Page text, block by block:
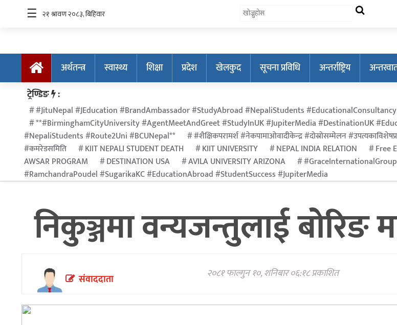
अर्थतन्त्र
स्वास्थ्य
शिक्षा
प्रदेश
खेलकुद
प्रविधि
अन्तर्राष्ट्रिय
अन्तरवार्ता/
☰
अर्थतन्त्र स्वास्थ्य शिक्षा प्रदेश खेलकुद सूचना प्रविधि अन्तर्राष्ट्रिय
ट्रेण्डिङ :
#JituNepal #JEducation #BrandAmbassador #StudyAbroad #NepaliStudents
**#BirminghamCityUniversity #AgentMeetAndGreet #StudyInUK #JupiterMedia #DestinationUK
#NepaliStudents #Route2Uni #BCUNepal**
#शैक्षिकपरामर्श #नेकपामाओवादीकेन्द्र #दोस्रोसम्मेलन
#कमरेडसमिति
KIIT NEPALI STUDENT DEATH KIIT UNIVERSITY NEPAL INDIA RELATION Free
AWSAR PROGRAM
DESTINATION USA AVILA UNIVERSITY ARIZONA
#RamchandraPoudel #SugarikaKC #EducationAbroad #StudentSuccess #JupiterMedia
निकुञ्जमा वन्यजन्तुलाई बोरिङ
संवाददाता २०८१ फाल्गुन १०, शनिबार ०६:१८ प्रकाशित